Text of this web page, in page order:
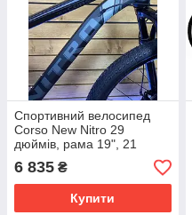
Спортивний велосипед
Corso New Nitro 29
дюймів, рама 19", 21
швидкість Shimano,
сталева рама
6 835 ₴
Купити